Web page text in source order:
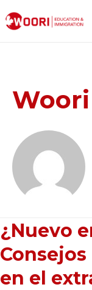
¿Nuevo
en el